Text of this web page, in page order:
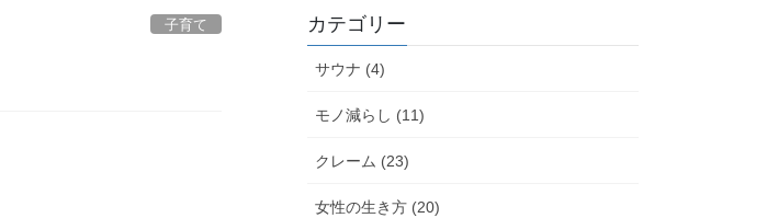
子育て カテゴリー
サウナ (4)
モノ減らし (11)
クレーム (23)
女性の生き方 (20)